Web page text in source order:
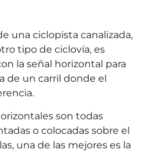
una ciclopista canalizada,
tipo de ciclovía, es
la señal horizontal para
de un carril donde el
son todas
o colocadas sobre el
una de las mejores es la